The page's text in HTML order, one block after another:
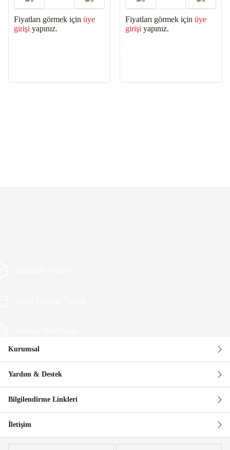
Fiyatları görmek için üye
girişi yapınız.
Fiyatları görmek için üye
girişi yapınız.
Güvenli Alışveriş
Kurumsal
Yardım & Destek
Bilgilendirme Linkleri
İletişim